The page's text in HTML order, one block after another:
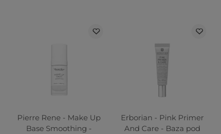
Pierre Rene - Make Up
Base Smoothing -
Erborian - Pink Primer
And Care - Baza pod